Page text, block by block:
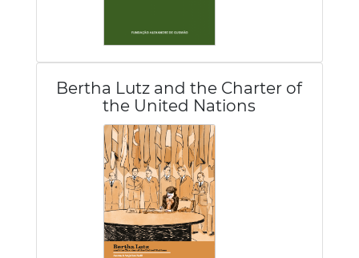
Bertha Lutz and the Charter of
the United Nations